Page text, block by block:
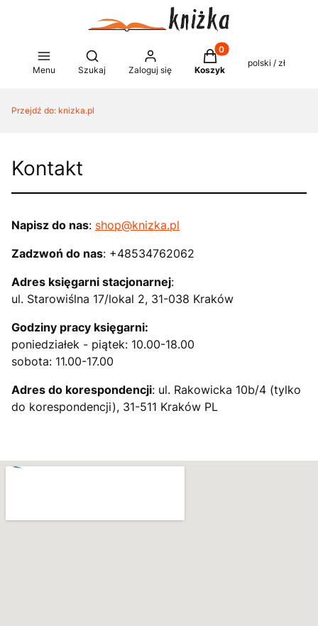
Menu
Otwórz wyszukiwarkę
Szukaj Zaloguj się
Produkty w koszyku:
Koszyk
polski / zł
Przejdź do: knizka.pl
Kontakt
Napisz do nas: shop@knizka.pl
Zadzwoń do nas: +48534762062
Adres księgarni stacjonarnej:
ul. Starowiślna 17/lokal 2, 31-038 Kraków
Godziny pracy księgarni:
poniedziałek - piątek: 10.00-18.00
sobota: 11.00-17.00
Adres do korespondencji: ul. Rakowicka 10b/4 (tylko
do korespondencji), 31-511 Kraków PL